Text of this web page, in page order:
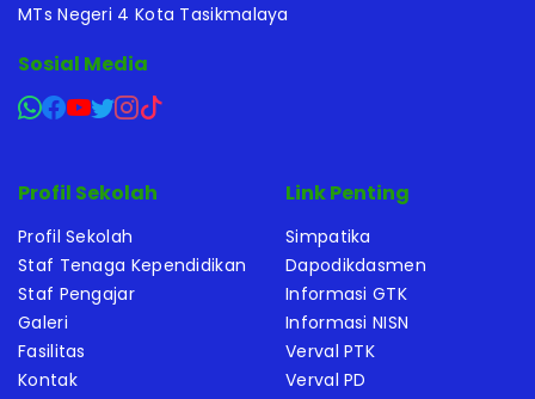
MTs Negeri 4 Kota Tasikmalaya
Sosial Media
Profil Sekolah
Profil Sekolah
Staf Tenaga Kependidikan
Staf Pengajar
Galeri
Fasilitas
Kontak
Link Penting
Simpatika
Dapodikdasmen
Informasi GTK
Informasi NISN
Verval PTK
Verval PD